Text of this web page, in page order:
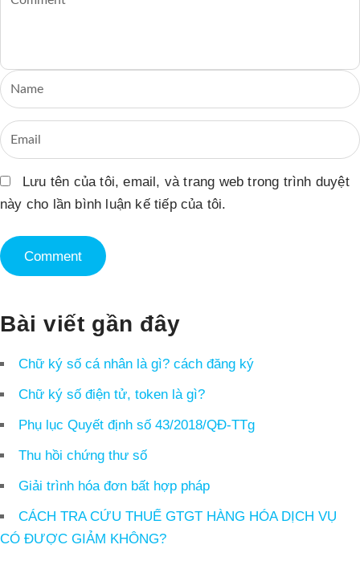
Lưu tên của tôi, email, và trang web trong trình duyệt
này cho lần bình luận kế tiếp của tôi.
Bài viết gần đây
Chữ ký số cá nhân là gì? cách đăng ký
Chữ ký số điện tử, token là gì?
Phụ lục Quyết định số 43/2018/QĐ-TTg
Thu hồi chứng thư số
Giải trình hóa đơn bất hợp pháp
CÁCH TRA CỨU THUẾ GTGT HÀNG HÓA DỊCH VỤ
CÓ ĐƯỢC GIẢM KHÔNG?